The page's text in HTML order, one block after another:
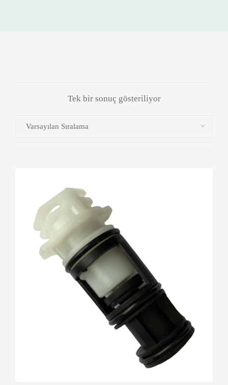
Tek bir sonuç gösteriliyor